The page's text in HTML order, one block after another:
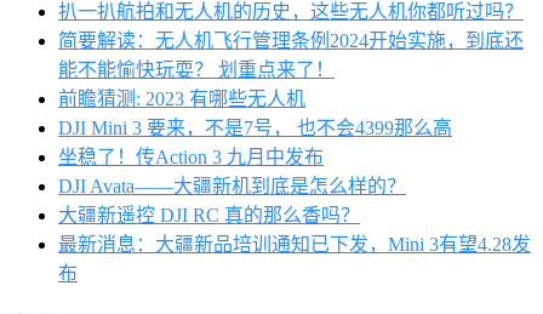
扒一扒航拍和无人机的历史，这些无人机你都听过吗？
简要解读：无人机飞行管理条例2024开始实施，到底还
能不能愉快玩耍？ 划重点来了！
前瞻猜测: 2023 有哪些无人机
DJI Mini 3 要来，不是7号， 也不会4399那么高
坐稳了！传Action 3 九月中发布
DJI Avata——大疆新机到底是怎么样的？
大疆新遥控 DJI RC 真的那么香吗？
最新消息：大疆新品培训通知已下发，Mini 3有望4.28发
布